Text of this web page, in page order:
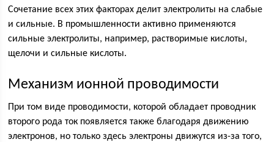
Сочетание всех этих факторах делит электролиты на слабые
и сильные. В промышленности активно применяются
сильные электролиты, например, растворимые кислоты,
щелочи и сильные кислоты.
Механизм ионной проводимости
При том виде проводимости, которой обладает проводник
второго рода ток появляется также благодаря движению
электронов, но только здесь электроны движутся из-за того,